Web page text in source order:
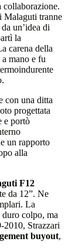
collaborazione.
Malaguti tranne
un’idea di
la
carena della
mano e fu
con una ditta
progettata
e portò
un rapporto
alla
F12
da 12”. Ne
La
colpo, ma
2010, Strazzari
buyout,